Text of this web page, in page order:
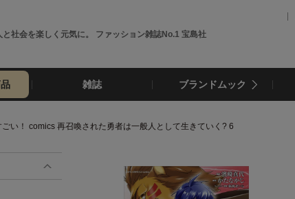
と社会を楽しく元気に。 ファッション雑誌No.1 宝島社
雑誌 ブランドムック
い！ comics 再召喚された勇者は一般人として生きていく? 6